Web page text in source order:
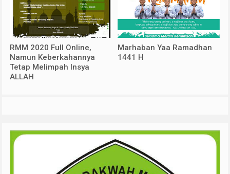
RMM 2020 Full Online,
Namun Keberkahannya
Tetap Melimpah Insya
ALLAH
Marhaban Yaa Ramadhan
1441 H